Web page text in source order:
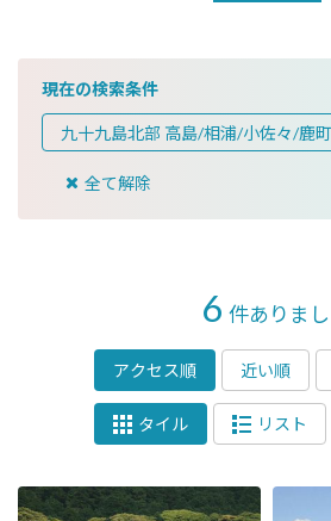
現在の検索条件
九十九島北部 高島/相浦/小佐々/鹿町
全て解除
6 件ありま
アクセス順 近い順
タイル リスト